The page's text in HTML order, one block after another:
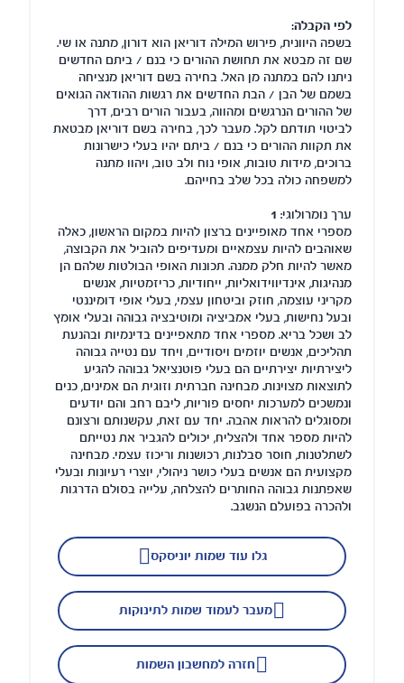
לפי הקבלה:
בשפה היוונית, פירוש המילה דוריאן הוא דורון, מתנה או שי.
שם זה מבטא את תחושת ההורים כי בנם / ביתם החדשים
ניתנו להם במתנה מן האל. בחירה בשם דוריאן מנציחה
בשמם של הבן / הבת החדשים את רגשות ההודאה הגואים
של ההורים הנרגשים ומהווה, בעבור הורים רבים, דרך
לביטוי תודתם לקל. מעבר לכך, בחירה בשם דוריאן מבטאת
את תקוות ההורים כי בנם / ביתם יהיו בעלי כישרונות
ברוכים, מידות טובות, אופי נוח ולב טוב, ויהוו מתנה
למשפחה כולה בכל שלב בחייהם.
ערך נומרולוגי: 1
מספרי אחד מאופיינים ברצון להיות במקום הראשון, כאלה
שאוהבים להיות עצמאיים ומעדיפים להוביל את הקבוצה,
מאשר להיות חלק ממנה. תכונות האופי הבולטות שלהם הן
מנהיגות, אינדיווידואליות, ייחודיות, כריזמטיות, אנשים
מקריני עוצמה, חוזק וביטחון עצמי, בעלי אופי דומיננטי
ובעל נחישות, בעלי אמביציה ומוטיבציה גבוהה ובעלי אומץ
לב ושכל בריא. מספרי אחד מתאפיינים בדינמיות ובהנעת
תהליכים, אנשים יוזמים ויסודיים, ויחד עם נטייה גבוהה
ליצירתיות יצירתיים הם בעלי פוטנציאל גבוהה להגיע
לתוצאות מצוינות. מבחינה חברתית וזוגית הם אמינים, כנים
ונמשכים למערכות יחסים פוריות, ליבם רחב והם יודעים
ומסוגלים להראות אהבה. יחד עם זאת, עקשנותם ורצונם
להיות מספר אחד ולהצליח, יכולים להגביר את נטייתם
לשתלטנות, חוסר סבלנות, רכושנות וריכוז עצמי. מבחינה
מקצועית הם אנשים בעלי כושר ניהולי, יוצרי רעיונות ובעלי
שאפתנות גבוהה החותרים להצלחה, עלייה בסולם הדרגות
ולהכרה בפועלם הנשגב.
מעבר לעמוד שמות לתינוקות
חזרה למחשבון השמות
גלו עוד שמות יוניסקס